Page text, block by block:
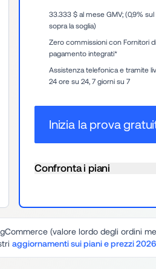
33.333 $ al mese GMV; (0,9% sul
sopra la soglia)
Zero commissioni con Fornitori di
pagamento integrati*
Assistenza telefonica e tramite
24 ore su 24, 7 giorni su 7
Inizia la prova
Confronta i piani
(valore lordo degli ordini
aggiornamenti sui piani e prezzi 2026